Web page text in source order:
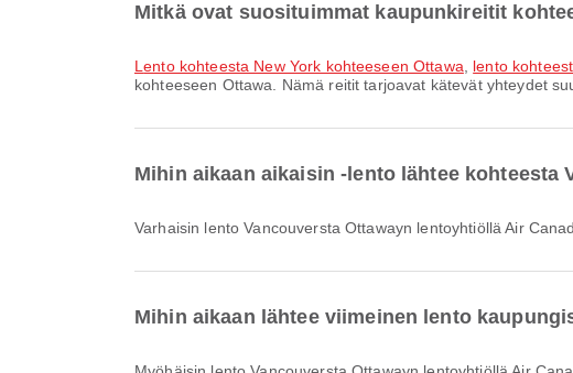
Mitkä ovat suosituimmat kaupunkireitit
lento kohteesta New York kohteeseen Ottawa lento
kohteeseen Ottawa. Nämä reitit tarjoavat kätevät yhteydet
Mihin aikaan aikaisin -lento lähtee kohteesta
Varhaisin lento Vancouversta Ottawayn lentoyhtiöllä Air
Mihin aikaan lähtee viimeinen lento